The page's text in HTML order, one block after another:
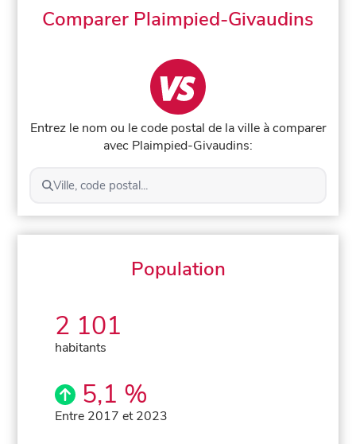
Comparer Plaimpied-Givaudins
Entrez le nom ou le code postal de la ville à comparer
avec Plaimpied-Givaudins:
Ville, code postal...
Population
2 101
habitants
5,1 %
Entre 2017 et 2023